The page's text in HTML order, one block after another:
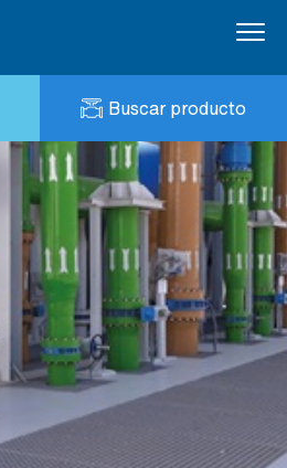
Buscar producto
CONSULTA
MI BELGICAST
BELGICAST PORTAL